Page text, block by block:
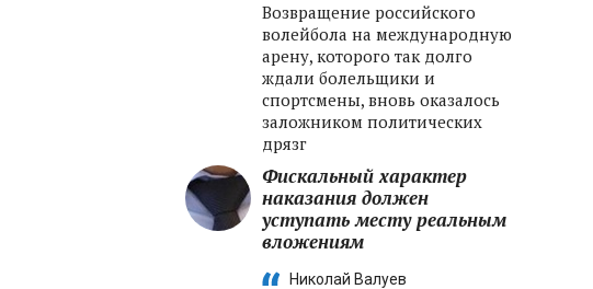
Возвращение российского
волейбола на международную
арену, которого так долго
ждали болельщики и
спортсмены, вновь оказалось
заложником политических
дрязг
Фискальный характер
наказания должен
уступать месту реальным
вложениям
Николай Валуев